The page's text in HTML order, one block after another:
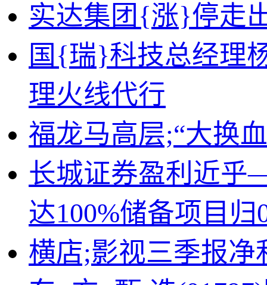
实达集团{涨}停走
国{瑞}科技总经理
理火线代行
福龙马高层;“大换
长城证券盈利近乎
达100%储备项目
横店;影视三季报净